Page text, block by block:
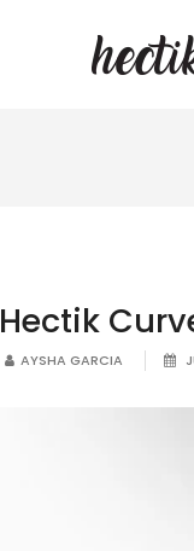
Hectik
AYSHA GARCIA